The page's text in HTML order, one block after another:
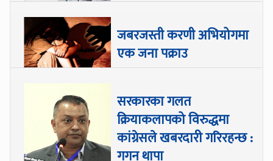
जबरजस्ती करणी अभियोगमा
एक जना पक्राउ
सरकारका गलत
क्रियाकलापको विरुद्धमा
कांग्रेसले खबरदारी गरिरहन्छ :
गगन थापा